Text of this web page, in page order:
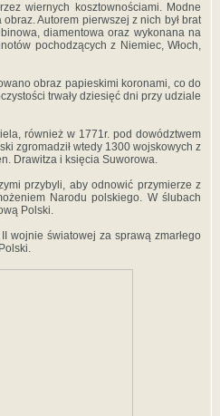
wiernych kosztownościami. Modne
Autorem pierwszej z nich był brat
diamentowa oraz wykonana na
pochodzących z Niemiec, Włoch,
obraz papieskimi koronami, co do
trwały dziesięć dni przy udziale
również w 1771r. pod dowództwem
zgromadził wtedy 1300 wojskowych z
Drawitza i księcia Suworowa.
przybyli, aby odnowić przymierze z
Narodu polskiego. W ślubach
Polski.
wojnie światowej za sprawą zmarłego